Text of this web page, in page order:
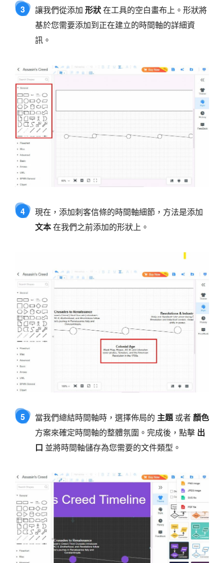
3 讓我們從添加 形狀在工具的空白畫布上。形狀將
基於您需要添加到正在建立的時間軸的詳細資
訊。
4
現在，添加刺客信條的時間軸細節，方法是添加
文本在我們之前添加的形狀上。
5 當我們總結時間軸時，選擇佈局的 主題或者顏色
方案來確定時間軸的整體氛圍。完成後，點擊 出
口 並將時間軸儲存為您需要的文件類型。